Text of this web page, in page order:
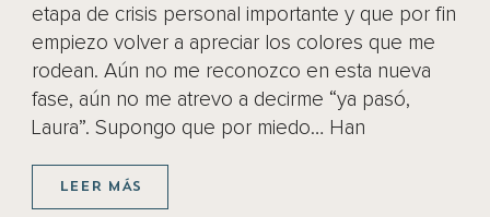
etapa de crisis personal importante y que por fin
empiezo volver a apreciar los colores que me
rodean. Aún no me reconozco en esta nueva
fase, aún no me atrevo a decirme “ya pasó,
Laura”. Supongo que por miedo… Han
LEER MÁS